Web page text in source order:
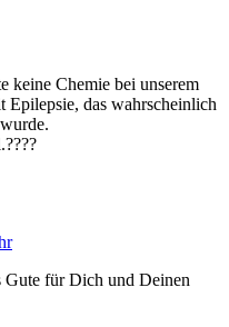
keine Chemie bei unserem
Epilepsie, das wahrscheinlich
für Dich und Deinen